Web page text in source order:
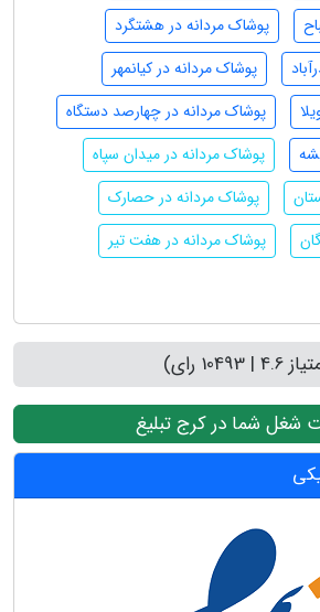
پوشاک مردانه در هشتگرد
پوشاک مردانه در کیانمهر
پوشاک مردانه در چهارصد دستگاه
پوشاک مردانه در میدان سپاه
پوشاک مردانه در حصارک
پوشاک مردانه در هفت تیر
| 10493 رای)
شغل شما در کرج تبلیغ